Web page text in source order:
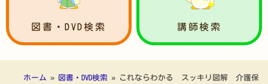
図書・DVD検索 講師検索
ホーム » 図書・DVD検索 »
これならわかる スッキリ図解 介護保